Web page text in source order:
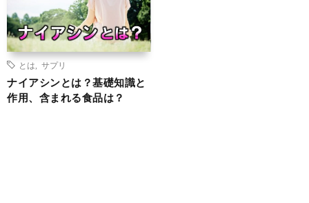
とは サプリ
ナイアシンとは？基礎知識と
作用、含まれる食品は？